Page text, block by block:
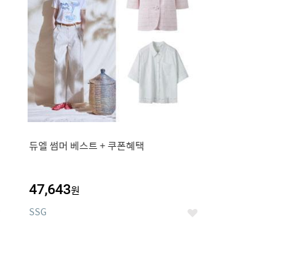
듀엘 썸머 베스트 + 쿠폰혜택
47,643원
SSG 좋